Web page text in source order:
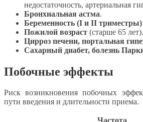
недостаточность, артериальная
Бронхиальная астма.
Беременность (I и II триместры)
Пожилой возраст (старше 65 лет).
Цирроз печени, портальная
Сахарный диабет, болезнь
Побочные эффекты
Риск возникновения побочных
пути введения и длительности приема.